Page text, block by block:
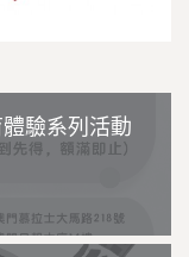
驗系列活動